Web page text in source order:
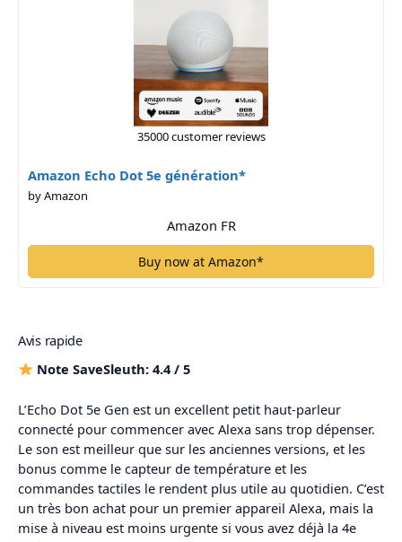
35000 customer reviews
Amazon Echo Dot 5e génération*
by Amazon
Amazon FR
Buy now at Amazon*
Avis rapide
Note SaveSleuth: 4.4 / 5
L’Echo Dot 5e Gen est un excellent petit haut-parleur
connecté pour commencer avec Alexa sans trop dépenser.
Le son est meilleur que sur les anciennes versions, et les
bonus comme le capteur de température et les
commandes tactiles le rendent plus utile au quotidien. C’est
un très bon achat pour un premier appareil Alexa, mais la
mise à niveau est moins urgente si vous avez déjà la 4e